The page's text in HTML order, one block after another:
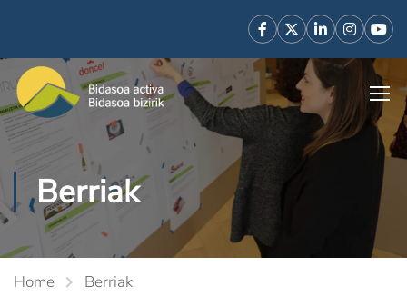
Berriak
Home Berriak